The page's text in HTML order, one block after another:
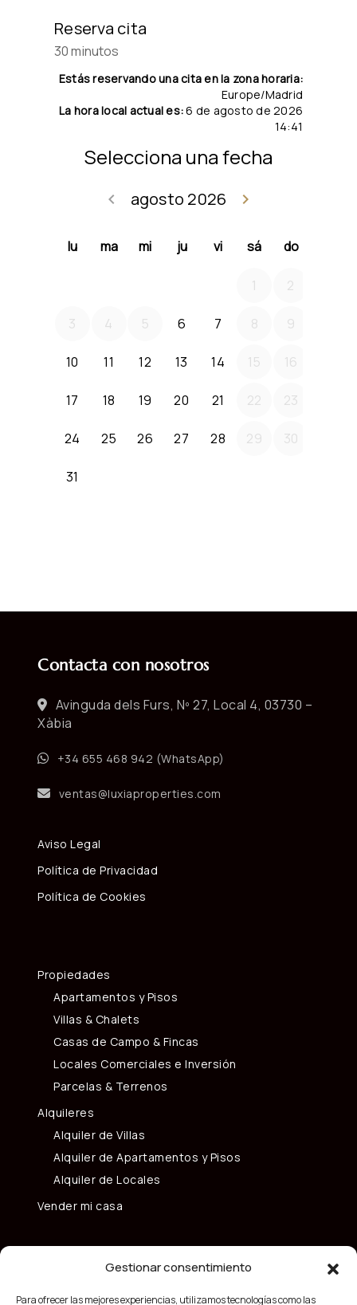
Gestionar consentimiento
Para ofrecer las mejores experiencias, utilizamos tecnologías como las
Contacta con nosotros
Avinguda dels Furs, Nº 27, Local 4, 03730 –
Xàbia
+34 655 468 942 (WhatsApp)
ventas@luxiaproperties.com
Aviso Legal
Política de Privacidad
Política de Cookies
Propiedades
Apartamentos y Pisos
Villas & Chalets
Casas de Campo & Fincas
Locales Comerciales e Inversión
Parcelas & Terrenos
Alquileres
Alquiler de Villas
Alquiler de Apartamentos y Pisos
Alquiler de Locales
Vender mi casa